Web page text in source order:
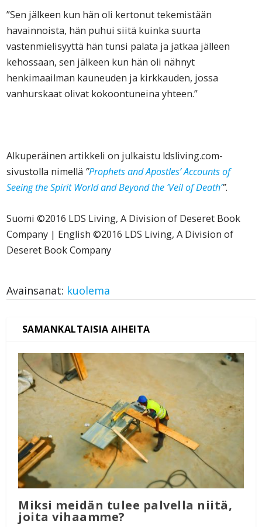
”Sen jälkeen kun hän oli kertonut tekemistään
havainnoista, hän puhui siitä kuinka suurta
vastenmielisyyttä hän tunsi palata ja jatkaa jälleen
kehossaan, sen jälkeen kun hän oli nähnyt
henkimaailman kauneuden ja kirkkauden, jossa
vanhurskaat olivat kokoontuneina yhteen.”
Alkuperäinen artikkeli on julkaistu ldsliving.com-
sivustolla nimellä ”Prophets and Apostles’ Accounts of
Seeing the Spirit World and Beyond the ’Veil of Death’”.
Suomi ©2016 LDS Living, A Division of Deseret Book
Company | English ©2016 LDS Living, A Division of
Deseret Book Company
Avainsanat: kuolema
Miksi meidän tulee palvella niitä,
joita vihaamme?